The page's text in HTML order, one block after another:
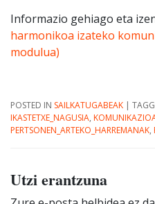
Informazio gehiago eta
harmonikoa izateko
modulua)
POSTED IN SAILKATUGABEAK |
IKASTETXE_NAGUSIA,
PERTSONEN_ARTEKO_HARREMANAK,
Utzi erantzuna